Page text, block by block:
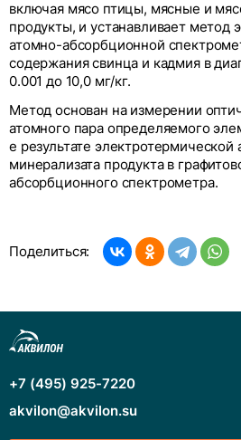
включая мясо птицы, мясные и
продукты, и устанавливает метод
атомно-абсорбционной
содержания свинца и кадмия в
0.001 до 10,0 мг/кг.
Метод основан на измерении
атомного пара определяемого
е результате электротермической
минерализата продукта в
абсорбционного спектрометра.
Поделиться:
+7 (495) 925-7220
akvilon@akvilon.su